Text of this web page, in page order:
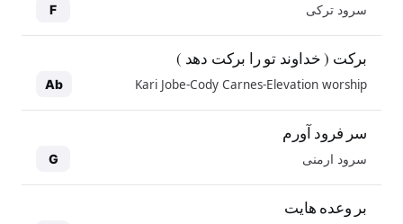
سرود ترکی F
برکت ( خداوند تو را برکت دهد )
Kari Jobe-Cody Carnes-Elevation worship
Ab
سر فرود آورم
سرود ارمنی G
بر وعده هایت